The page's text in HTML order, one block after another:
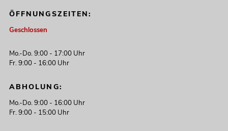
ÖFFNUNGSZEITEN:
Geschlossen
Mo.-Do. 9:00 - 17:00 Uhr
Fr. 9:00 - 16:00 Uhr
ABHOLUNG:
Mo.-Do. 9:00 - 16:00 Uhr
Fr. 9:00 - 15:00 Uhr